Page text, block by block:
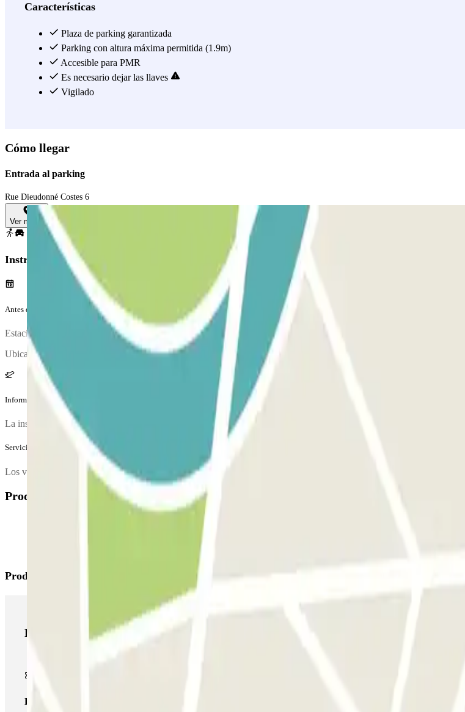
Características
Plaza de parking garantizada
Parking con altura máxima permitida (1.9m)
Accesible para PMR
Es necesario dejar las llaves
Vigilado
Cómo llegar
Entrada al parking
Rue Dieudonné Costes 6
Ver mapa
Instrucciones
Antes de tu viaje
Estaciona tu vehículo y acércate a la oficina de atención al cliente para validar tu reserva.
Ubicación de la cabina de atención al cliente: en la entrada del parking.
Información adicional
La inspección del vehículo es opcional y la tiene que solicitar el cliente.
Servicios extra (no incluidos en el precio)
Los vehículos utilitarios y minibuses, tipo Trafic, Vito, Transit, etc., son aceptados con un suplemento a pagar in situ
Productos disponibles
Productos de Parclick
Productos de Parclick
Pase básico